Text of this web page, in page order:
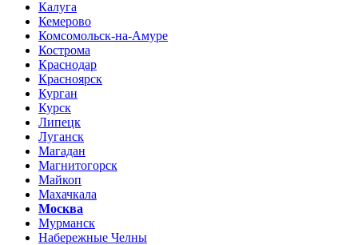
Калуга
Кемерово
Комсомольск-на-Амуре
Кострома
Краснодар
Красноярск
Курган
Курск
Липецк
Луганск
Магадан
Магнитогорск
Майкоп
Махачкала
Москва
Мурманск
Набережные Челны